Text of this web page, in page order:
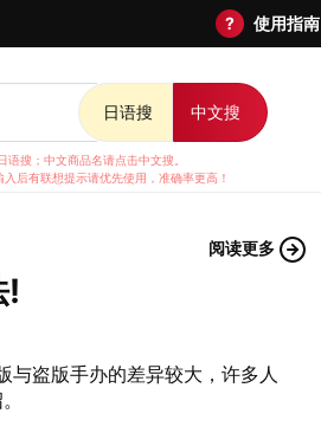
? 使用指南
日语搜 中文搜
搜；中文商品名请点击中文搜。
后有联想提示请优先使用，准确率更高！
阅读更多
!
与盗版手办的差异较大，许多人